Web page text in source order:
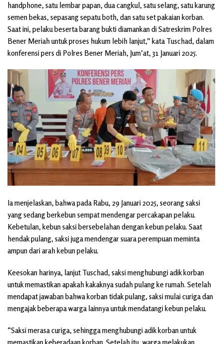
handphone, satu lembar papan, dua cangkul, satu selang, satu karung
semen bekas, sepasang sepatu both, dan satu set pakaian korban.
Saat ini, pelaku beserta barang bukti diamankan di Satreskrim Polres
Bener Meriah untuk proses hukum lebih lanjut,” kata Tuschad, dalam
konferensi pers di Polres Bener Meriah, Jum’at, 31 Januari 2025.
Ia menjelaskan, bahwa pada Rabu, 29 Januari 2025, seorang saksi
yang sedang berkebun sempat mendengar percakapan pelaku.
Kebetulan, kebun saksi bersebelahan dengan kebun pelaku. Saat
hendak pulang, saksi juga mendengar suara perempuan meminta
ampun dari arah kebun pelaku.
Keesokan harinya, lanjut Tuschad, saksi menghubungi adik korban
untuk memastikan apakah kakaknya sudah pulang ke rumah. Setelah
mendapat jawaban bahwa korban tidak pulang, saksi mulai curiga dan
mengajak beberapa warga lainnya untuk mendatangi kebun pelaku.
“Saksi merasa curiga, sehingga menghubungi adik korban untuk